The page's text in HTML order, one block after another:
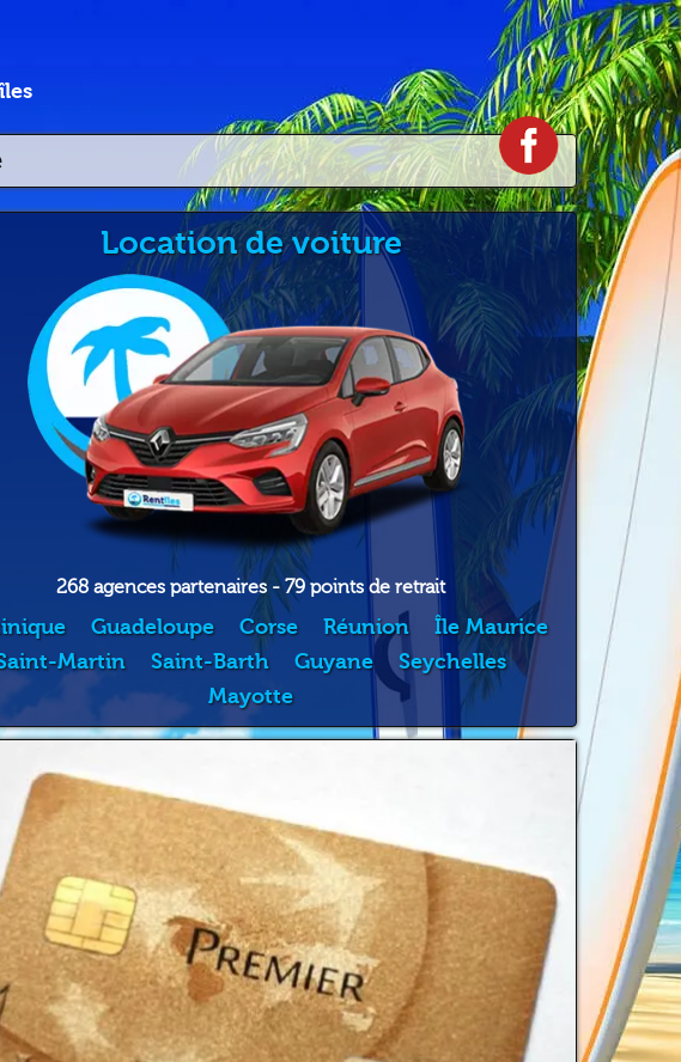
Location de voiture
268 agences partenaires - 79 points de retrait
Guadeloupe Corse Réunion
Île Maurice
Martin
Saint-Barth Guyane
Seychelles
Mayotte